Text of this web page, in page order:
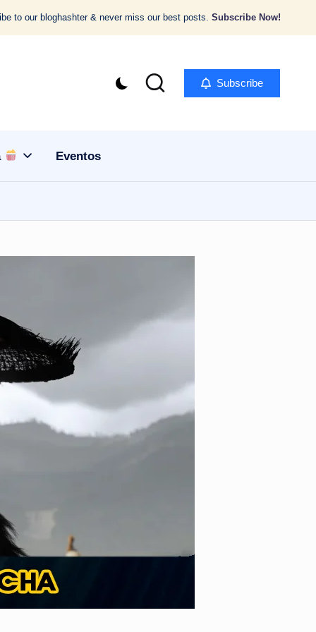
to our bloghashter & never miss our best posts. Subscribe Now!
Subscribe
Eventos